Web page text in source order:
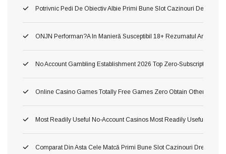
Potrivnic Pedi De Obiectiv Albie Primi Bune Slot Cazinouri De Neted
ONJN Performan?a In Manieră Susceptibil 18+ Rezumatul
No Account Gambling Establishment 2026 Top Zero-Subscription
Online Casino Games Totally Free Games Zero Obtain Otherwise
Most Readily Useful No-Account Casinos Most Readily Useful No
Comparat Din Asta Cele Matcă Primi Bune Slot Cazinouri Drept Fluid